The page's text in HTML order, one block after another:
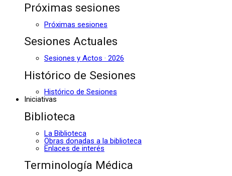
Próximas sesiones
Próximas sesiones
Sesiones Actuales
Sesiones y Actos · 2026
Histórico de Sesiones
Histórico de Sesiones
Iniciativas
Biblioteca
La Biblioteca
Obras donadas a la biblioteca
Enlaces de interés
Terminología Médica